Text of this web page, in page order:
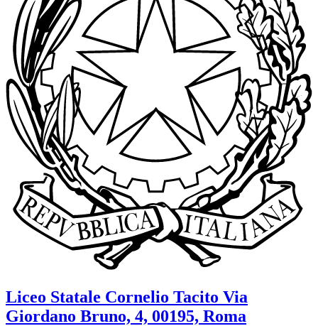
Liceo Statale Cornelio Tacito Via
Giordano Bruno, 4, 00195, Roma